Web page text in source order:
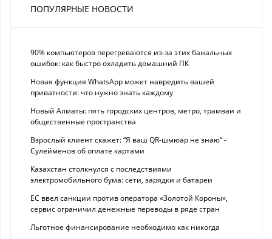
ПОПУЛЯРНЫЕ НОВОСТИ
90% компьютеров перегреваются из-за этих банальных
ошибок: как быстро охладить домашний ПК
Новая функция WhatsApp может навредить вашей
приватности: что нужно знать каждому
Новый Алматы: пять городских центров, метро, трамваи и
общественные пространства
Взрослый клиент скажет: “Я ваш QR-шмюар не знаю“ -
Сулейменов об оплате картами
Казахстан столкнулся с последствиями
электромобильного бума: сети, зарядки и батареи
ЕС ввел санкции против оператора «Золотой Короны»,
сервис ограничил денежные переводы в ряде стран
Льготное финансирование необходимо как никогда